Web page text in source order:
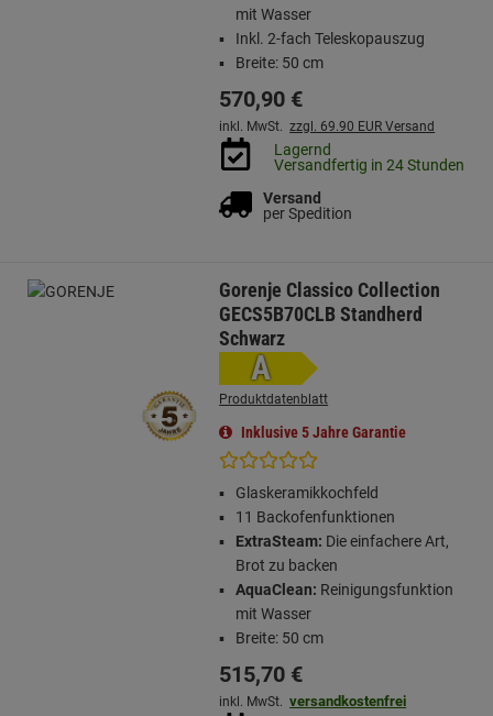
mit Wasser
Inkl. 2-fach Teleskopauszug
Breite: 50 cm
570,90 €
inkl. MwSt. zzgl. 69.90 EUR Versand
Lagernd
Versandfertig in 24 Stunden
Versand
per Spedition
Gorenje Classico Collection
GECS5B70CLB Standherd
Schwarz
A
Produktdatenblatt
Inklusive 5 Jahre Garantie
Glaskeramikkochfeld
11 Backofenfunktionen
ExtraSteam: Die einfachere Art,
Brot zu backen
AquaClean: Reinigungsfunktion
mit Wasser
Breite: 50 cm
515,70 €
inkl. MwSt. versandkostenfrei